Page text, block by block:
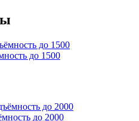
до 1500
до 2000